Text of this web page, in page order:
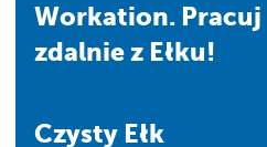
Workation. Pracuj
zdalnie z Ełku!
Czysty Ełk